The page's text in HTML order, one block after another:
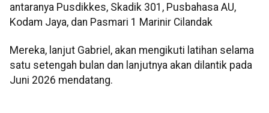
antaranya Pusdikkes, Skadik 301, Pusbahasa AU,
Kodam Jaya, dan Pasmari 1 Marinir Cilandak
Mereka, lanjut Gabriel, akan mengikuti latihan selama
satu setengah bulan dan lanjutnya akan dilantik pada
Juni 2026 mendatang.